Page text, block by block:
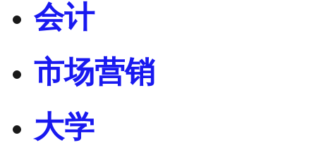
会计
市场营销
大学